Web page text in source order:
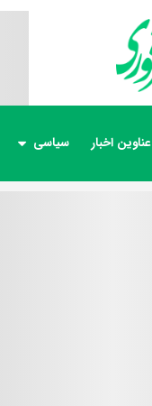
عناوین اخبار سیاسی